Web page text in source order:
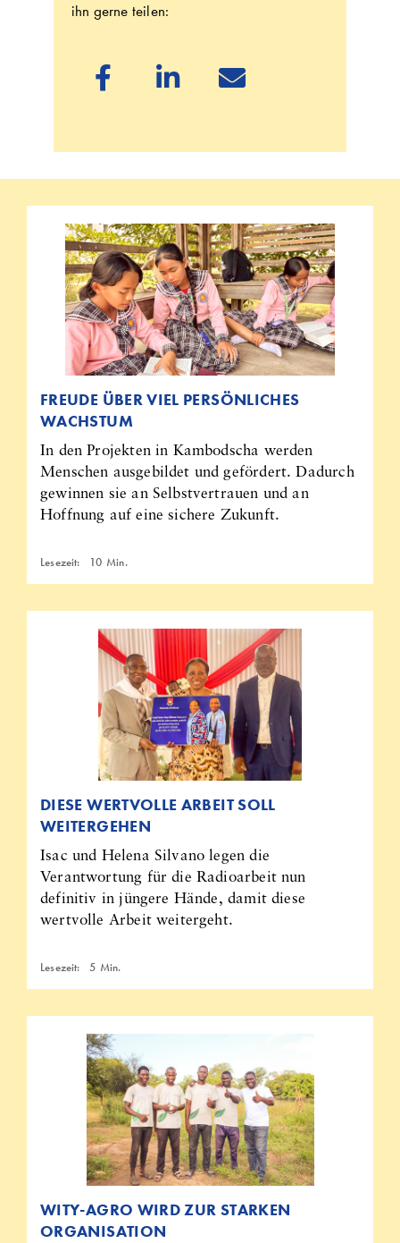
ihn gerne teilen:
  
FREUDE ÜBER VIEL PERSÖNLICHES
WACHSTUM
In den Projekten in Kambodscha werden
Menschen ausgebildet und gefördert. Dadurch
gewinnen sie an Selbstvertrauen und an
Hoffnung auf eine sichere Zukunft.
Lesezeit: 10 Min.
DIESE WERTVOLLE ARBEIT SOLL
WEITERGEHEN
Isac und Helena Silvano legen die
Verantwortung für die Radioarbeit nun
definitiv in jüngere Hände, damit diese
wertvolle Arbeit weitergeht.
Lesezeit: 5 Min.
WITY-AGRO WIRD ZUR STARKEN
ORGANISATION